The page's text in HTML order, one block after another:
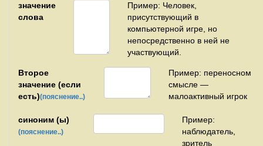
значение
слова
Пример: Человек,
присутствующий в
компьютерной игре, но
непосредственно в ней не
участвующий.
Второе
значение (если
есть)(пояснение..)
Пример: переносном
смысле —
малоактивный игрок
синоним (ы)
(пояснение..)
Пример:
наблюдатель,
зритель